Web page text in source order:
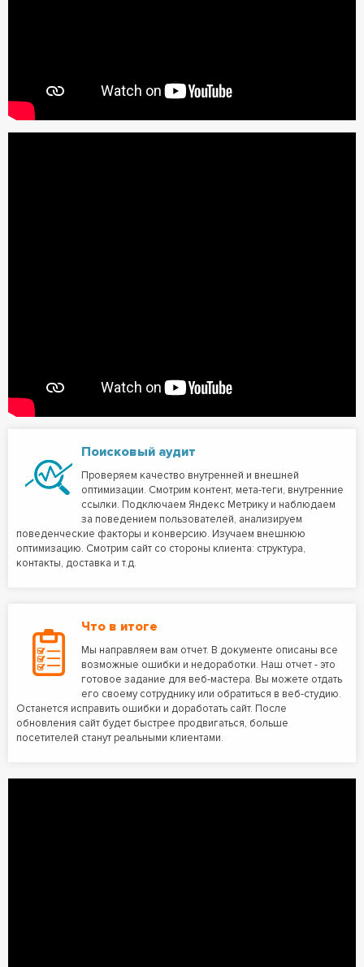
Поисковый аудит
Проверяем качество внутренней и внешней
оптимизации. Смотрим контент, мета-теги, внутренние
ссылки. Подключаем Яндекс Метрику и наблюдаем
за поведением пользователей, анализируем
поведенческие факторы и конверсию. Изучаем внешнюю
оптимизацию. Смотрим сайт со стороны клиента: структура,
контакты, доставка и т.д.
Что в итоге
Мы направляем вам отчет. В документе описаны все
возможные ошибки и недоработки. Наш отчет - это
готовое задание для веб-мастера. Вы можете отдать
его своему сотруднику или обратиться в веб-студию.
Останется исправить ошибки и доработать сайт. После
обновления сайт будет быстрее продвигаться, больше
посетителей станут реальными клиентами.